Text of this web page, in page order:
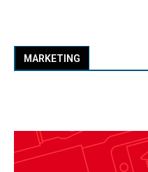
MARKETING